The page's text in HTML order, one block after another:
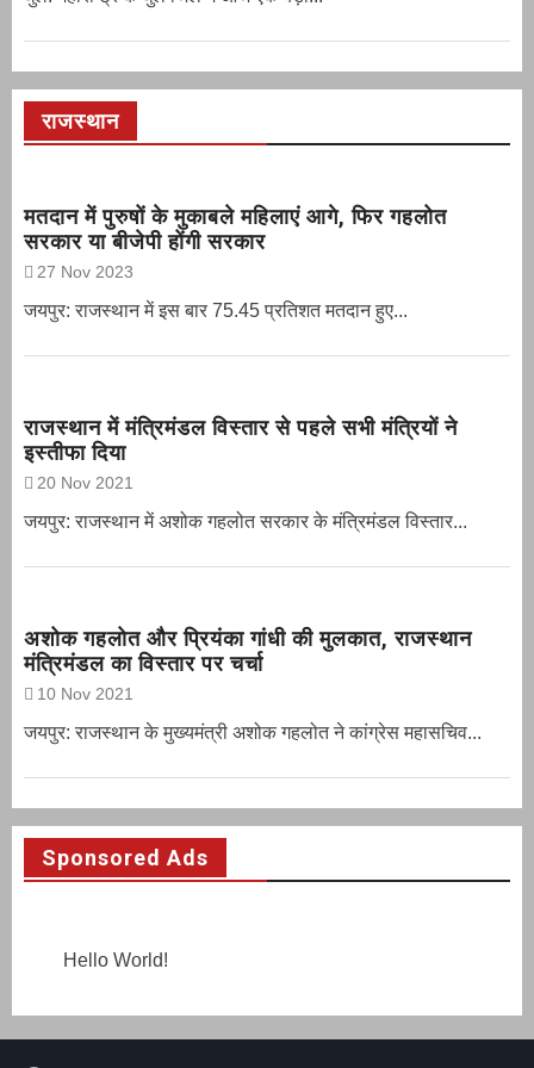
राजस्थान
मतदान में पुरुषों के मुकाबले महिलाएं आगे, फिर गहलोत
सरकार या बीजेपी होंगी सरकार
27 Nov 2023
जयपुर: राजस्थान में इस बार 75.45 प्रतिशत मतदान हुए...
राजस्थान में मंत्रिमंडल विस्तार से पहले सभी मंत्रियों ने
इस्तीफा दिया
20 Nov 2021
जयपुर: राजस्थान में अशोक गहलोत सरकार के मंत्रिमंडल विस्तार...
अशोक गहलोत और प्रियंका गांधी की मुलकात, राजस्थान
मंत्रिमंडल का विस्तार पर चर्चा
10 Nov 2021
जयपुर: राजस्थान के मुख्यमंत्री अशोक गहलोत ने कांग्रेस महासचिव...
Sponsored Ads
Hello World!